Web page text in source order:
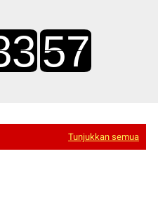
Tunjukkan semua